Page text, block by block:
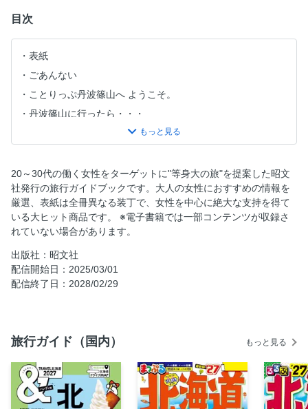
目次
表紙
ごあんない
ことりっぷ丹波篠山へ ようこそ。
丹波篠山に行ったら・・・
今週末、2泊3日で丹波篠山へ
丹波篠山をさくっと紹介します
風物詩コラム：春 篠山春日能
【丹波篠山の城下町】
河原町と篠山城跡周辺をおさんぽ
風情ある歴史的建造物にステイ
城下町の古民家ゲストハウス
歴史を学ぶ史跡めぐり
河原町妻入商家群でお買いもの
美しいものが集うギャラリー＆ミュージアム
丹波栗と黒豆のおやつを買いに
心ときめくスイーツの世界
20～30代の働く女性をターゲットに"等身大の旅"を提案した昭文
社発行の旅行ガイドブックです。大人の女性におすすめの情報を
厳選、表紙は全冊異なる装丁で、女性を中心に絶大な支持を得て
いる大ヒット商品です。 ※電子書籍では一部コンテンツが収録さ
れていない場合があります。
出版社：昭文社
配信開始日：2025/03/01
配信終了日：2028/02/29
旅行ガイド（国内） もっと見る